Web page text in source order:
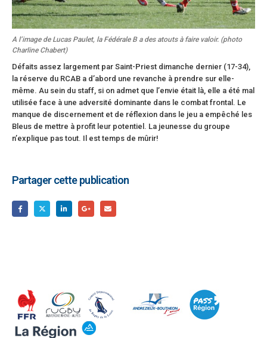
A l’image de Lucas Paulet, la Fédérale B a des atouts à faire valoir. (photo
Charline Chabert)
Défaits assez largement par Saint-Priest dimanche dernier (17-34),
la réserve du RCAB a d’abord une revanche à prendre sur elle-
même. Au sein du staff, si on admet que l’envie était là, elle a été mal
utilisée face à une adversité dominante dans le combat frontal. Le
manque de discernement et de réflexion dans le jeu a empêché les
Bleus de mettre à profit leur potentiel. La jeunesse du groupe
n’explique pas tout. Il est temps de mûrir!
Partager cette publication